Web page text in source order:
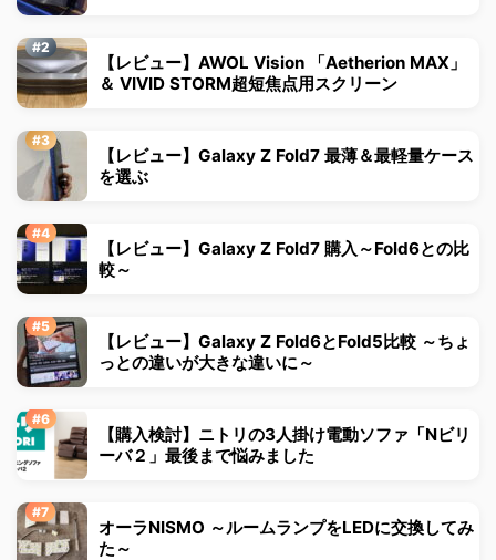
【レビュー】AWOL Vision 「Aetherion MAX」
＆ VIVID STORM超短焦点用スクリーン
【レビュー】Galaxy Z Fold7 最薄＆最軽量ケース
を選ぶ
【レビュー】Galaxy Z Fold7 購入～Fold6との比
較～
【レビュー】Galaxy Z Fold6とFold5比較 ～ちょ
っとの違いが大きな違いに～
【購入検討】ニトリの3人掛け電動ソファ「Nビリ
ーバ２」最後まで悩みました
オーラNISMO ～ルームランプをLEDに交換してみ
た～